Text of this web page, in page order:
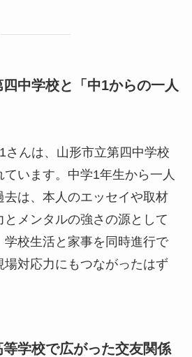
中学校と「中1からの一人
さんは、山形市立第四中学校
います。中学1年生から一人
は、本人のエッセイや取材
メンタルの強さの源として
校生活と家事を同時進行で
場対応力にもつながったはず
学校で広がった交友関係